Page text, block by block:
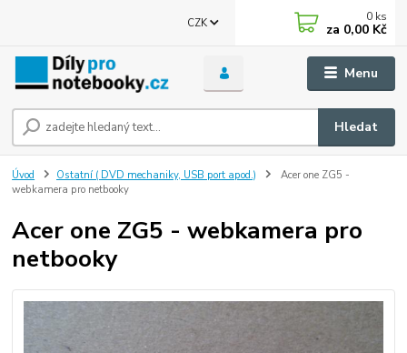
Menu
CZK
Hledat
0 ks
za 0,00 Kč
Úvod Ostatní ( DVD mechaniky, USB port apod.)
Acer one ZG5 -
webkamera pro netbooky
Acer one ZG5 - webkamera pro
netbooky